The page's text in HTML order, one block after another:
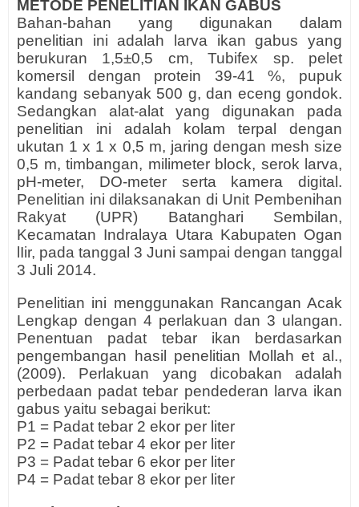
METODE PENELITIAN IKAN GABUS
Bahan-bahan yang digunakan dalam
penelitian ini adalah larva ikan gabus yang
berukuran 1,5±0,5 cm, Tubifex sp. pelet
komersil dengan protein 39-41 %, pupuk
kandang sebanyak 500 g, dan eceng gondok.
Sedangkan alat-alat yang digunakan pada
penelitian ini adalah kolam terpal dengan
ukutan 1 x 1 x 0,5 m, jaring dengan mesh size
0,5 m, timbangan, milimeter block, serok larva,
pH-meter, DO-meter serta kamera digital.
Penelitian ini dilaksanakan di Unit Pembenihan
Rakyat (UPR) Batanghari Sembilan,
Kecamatan Indralaya Utara Kabupaten Ogan
lIir, pada tanggal 3 Juni sampai dengan tanggal
3 Juli 2014.
Penelitian ini menggunakan Rancangan Acak
Lengkap dengan 4 perlakuan dan 3 ulangan.
Penentuan padat tebar ikan berdasarkan
pengembangan hasil penelitian Mollah et al.,
(2009). Perlakuan yang dicobakan adalah
perbedaan padat tebar pendederan larva ikan
gabus yaitu sebagai berikut:
P1 = Padat tebar 2 ekor per liter
P2 = Padat tebar 4 ekor per liter
P3 = Padat tebar 6 ekor per liter
P4 = Padat tebar 8 ekor per liter